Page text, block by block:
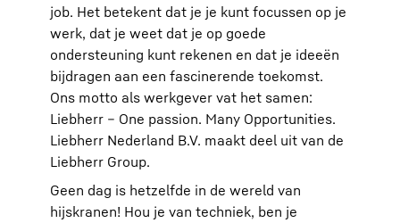
job. Het betekent dat je je kunt focussen op je
werk, dat je weet dat je op goede
ondersteuning kunt rekenen en dat je ideeën
bijdragen aan een fascinerende toekomst.
Ons motto als werkgever vat het samen:
Liebherr – One passion. Many Opportunities.
Liebherr Nederland B.V. maakt deel uit van de
Liebherr Group.
Geen dag is hetzelfde in de wereld van
hijskranen! Hou je van techniek, ben je